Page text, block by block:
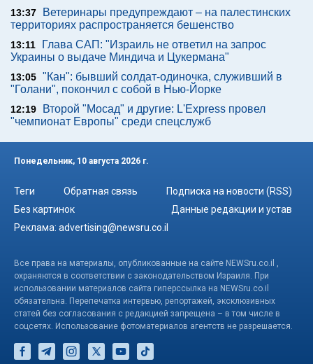
13:37
Ветеринары предупреждают – на палестинских
территориях распространяется бешенство
13:11
Глава САП: "Израиль не ответил на запрос
Украины о выдаче Миндича и Цукермана"
13:05 "Кан": бывший солдат-одиночка, служивший в
"Голани", покончил с собой в Нью-Йорке
12:19
Второй "Мосад" и другие: L'Express провел
"чемпионат Европы" среди спецслужб
Понедельник, 10 августа 2026 г.
Теги Обратная связь
Подписка на новости (RSS)
Без картинок
Данные редакции и устав
Реклама: advertising@newsru.co.il
Все права на материалы, опубликованные на сайте NEWSru.co.il ,
охраняются в соответствии с законодательством Израиля. При
использовании материалов сайта гиперссылка на NEWSru.co.il
обязательна. Перепечатка интервью, репортажей, эксклюзивных
статей без согласования с редакцией запрещена – в том числе в
соцсетях. Использование фотоматериалов агентств не разрешается.